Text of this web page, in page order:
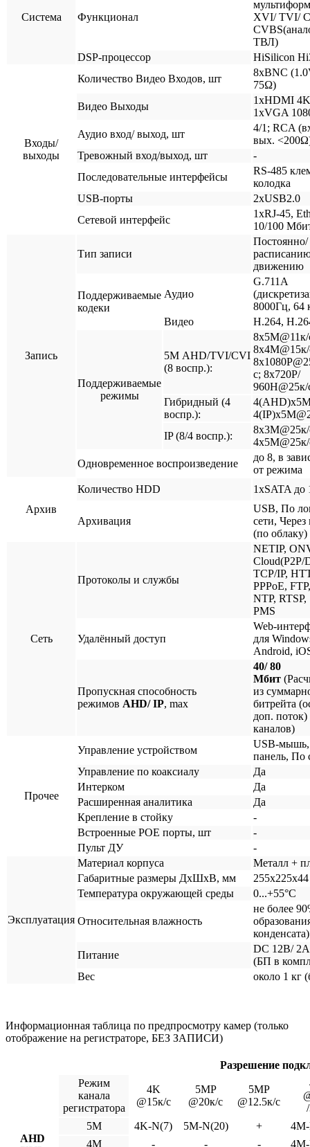
Cистема Функционал
XVI/ TVI/
ТВЛ)
DSP-процессор
HiSilicon
Входы/
выходы
Количество Видео Входов, шт
8хBNC
75Ω)
Видео Выходы
1хHDMI
1хVGA
Аудио вход/ выход, шт
4/1; RCA
вых.
Тревожный вход/выход, шт
-
Последовательные интерфейсы
RS-485
колодка
USB-порты
2xUSB2.0
Сетевой интерфейс
1xRJ-45,
10/100
Запись
Тип записи
движению
Поддерживаемые
кодеки
Аудио
G.711A
8000Гц, 64
Видео
H.264,
Поддерживаемые
режимы
5M AHD/TVI/CVI
(8 воспр.):
8х5M@11к/
с; 8х720P/
960H@25к/
Гибридный (4
воспр.):
IP (8/4 воспр.):
8х3М@25к/
Одновременное воспроизведение
до 8, в
от режима
Архив
Количество HDD 1xSATA до
Архивация
USB, По
сети, Через
(по облаку)
Сеть
Протоколы и службы
NETIP,
Cloud(P2P/
TCP/IP,
PPPoE,
NTP, RTSP,
PMS
Удалённый доступ
Web-
для
Android,
Пропускная способность
режимов AHD/ IP, max
40/ 80
Мбит
из
битрейта
доп.
каналов)
Прочее
Управление устройством
USB-мышь,
панель, По
Управление по коаксиалу
Да
Интерком
Да
Расширенная аналитика
Да
Крепление в стойку
-
Встроенные POE порты, шт
-
Пульт ДУ
-
Эксплуатация
Материал корпуса
Металл +
Габаритные размеры ДхШхВ, мм
255x225x44
Температура окружающей среды
0...+55°С
Относительная влажность
не более
конденсата)
Питание
DC 12В/
(БП в
Вес
около 1 кг
Информационная таблица по предпросмотру камер (только
отображение на регистраторе, БЕЗ ЗАПИСИ)
Разрешение
Режим
канала
регистратора
4K
@15к/с
5MP
@20к/с
5MP
@12.5к/с
AHD
5M 4K-N(7) 5M-N(20) +
4M
- - -